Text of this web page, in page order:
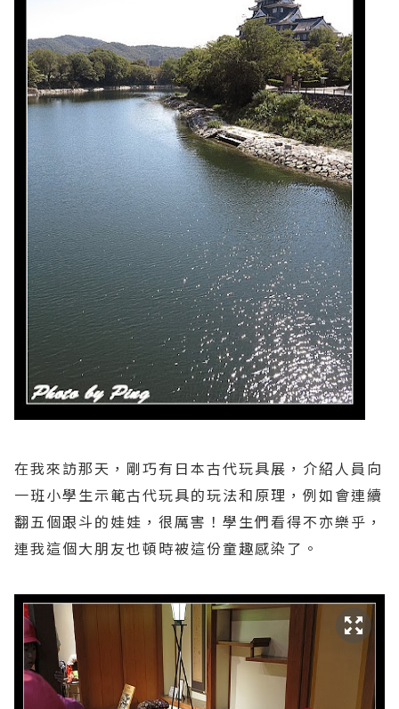
在我來訪那天，剛巧有日本古代玩具展，介紹人員向
一班小學生示範古代玩具的玩法和原理，例如會連續
翻五個跟斗的娃娃，很厲害！學生們看得不亦樂乎，
連我這個大朋友也頓時被這份童趣感染了。